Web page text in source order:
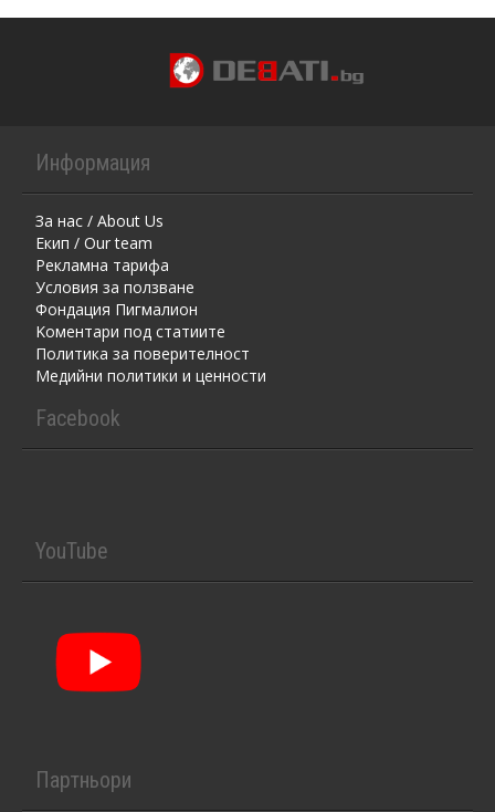
Информация
За нас / About Us
Екип / Our team
Рекламна тарифа
Условия за ползване
Фондация Пигмалион
Kоментaри под статиите
Политика за поверителност
Медийни политики и ценности
Facebook
YouTube
Партньори